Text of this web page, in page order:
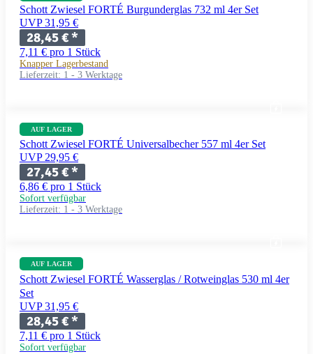
Schott Zwiesel FORTÉ Burgunderglas 732 ml 4er Set
UVP 31,95 €
28,45 €*
7,11 € pro 1 Stück
Knapper Lagerbestand
Lieferzeit: 1 - 3 Werktage
AUF LAGER
Schott Zwiesel FORTÉ Universalbecher 557 ml 4er Set
UVP 29,95 €
27,45 €*
6,86 € pro 1 Stück
Sofort verfügbar
Lieferzeit: 1 - 3 Werktage
AUF LAGER
Schott Zwiesel FORTÉ Wasserglas / Rotweinglas 530 ml 4er
Set
UVP 31,95 €
28,45 €*
7,11 € pro 1 Stück
Sofort verfügbar